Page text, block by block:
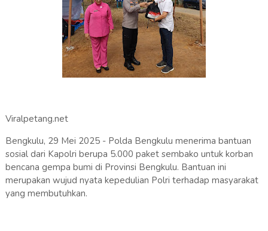
Viralpetang.net
Bengkulu, 29 Mei 2025 - Polda Bengkulu menerima bantuan
sosial dari Kapolri berupa 5.000 paket sembako untuk korban
bencana gempa bumi di Provinsi Bengkulu. Bantuan ini
merupakan wujud nyata kepedulian Polri terhadap masyarakat
yang membutuhkan.